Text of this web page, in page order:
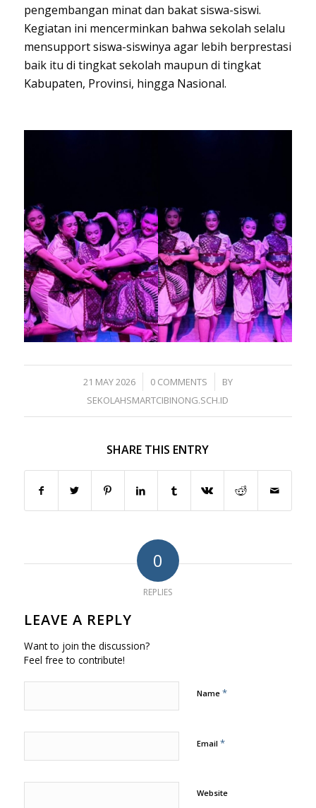
pengembangan minat dan bakat siswa-siswi.
Kegiatan ini mencerminkan bahwa sekolah selalu
mensupport siswa-siswinya agar lebih berprestasi
baik itu di tingkat sekolah maupun di tingkat
Kabupaten, Provinsi, hingga Nasional.
21 MAY 2026
/ 0 COMMENTS
/
BY
SEKOLAHSMARTCIBINONG.SCH.ID
SHARE THIS ENTRY
0
REPLIES
LEAVE A REPLY
Want to join the discussion?
Feel free to contribute!
Name *
Email *
Website